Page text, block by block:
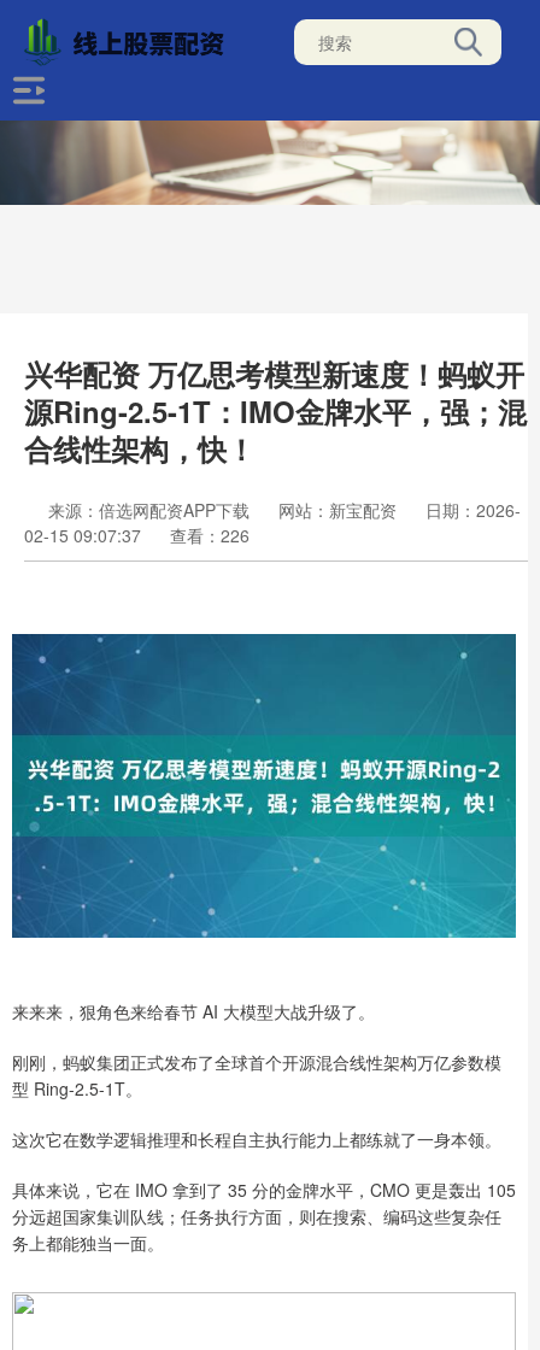
兴华配资 万亿思考模型新速度！蚂蚁开
源Ring-2.5-1T：IMO金牌水平，强；混
合线性架构，快！
来源：倍选网配资APP下载 网站：新宝配资
日期：2026-
02-15 09:07:37
查看：226
来来来，狠角色来给春节 AI 大模型大战升级了。
刚刚，蚂蚁集团正式发布了全球首个开源混合线性架构万亿参数模
型 Ring-2.5-1T。
这次它在数学逻辑推理和长程自主执行能力上都练就了一身本领。
具体来说，它在 IMO 拿到了 35 分的金牌水平，CMO 更是轰出 105
分远超国家集训队线；任务执行方面，则在搜索、编码这些复杂任
务上都能独当一面。